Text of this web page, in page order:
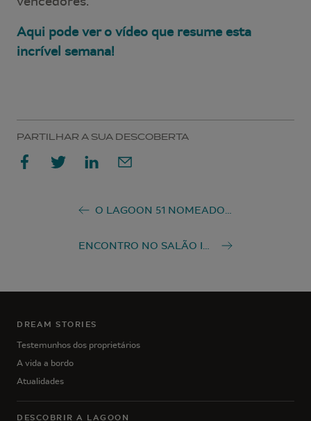
Aqui pode ver o vídeo que resume esta
incrível semana!
PARTILHAR A SUA DESCOBERTA
O LAGOON 51 NOMEADO PARA SE TORNAR O “MULTICASCO DO ANO” DE 2023!
ENCONTRO NO SALÃO INTERNACIONAL DE PALMA
DREAM STORIES
Testemunhos dos proprietários
A vida a bordo
Atualidades
DESCOBRIR A LAGOON